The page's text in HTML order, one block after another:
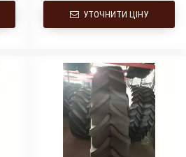
УТОЧНИТИ ЦІНУ